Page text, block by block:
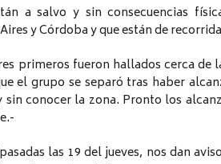
a salvo y sin consecuencias
y Córdoba y que están de
primeros fueron hallados cerca
el grupo se separó tras haber
conocer la zona. Pronto los
las 19 del jueves, nos dan